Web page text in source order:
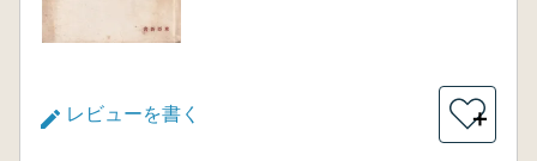
レビューを書く ＋